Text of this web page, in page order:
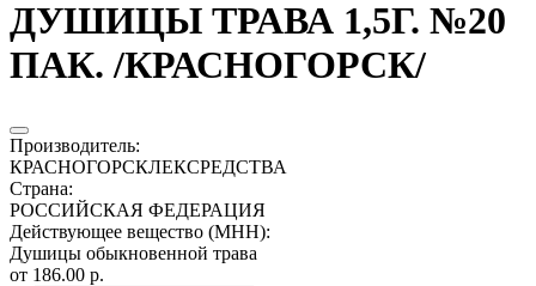
ДУШИЦЫ ТРАВА 1,5Г. №20
ПАК. /КРАСНОГОРСК/
Производитель:
КРАСНОГОРСКЛЕКСРЕДСТВА
Страна:
РОССИЙСКАЯ ФЕДЕРАЦИЯ
Действующее вещество (МНН):
Душицы обыкновенной трава
от 186.00 р.